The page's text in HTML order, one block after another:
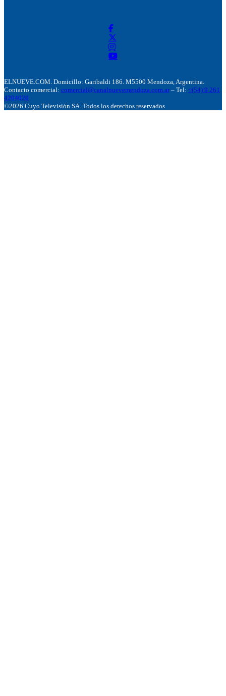
ELNUEVE.COM. Domicillo: Garibaldi 186. M5500 Mendoza, Argentina.
Contacto comercial: comercial@canalnuevemendoza.com.ar – Tel: +(54) 9 261
4204020
©2026 Cuyo Televisión SA. Todos los derechos reservados